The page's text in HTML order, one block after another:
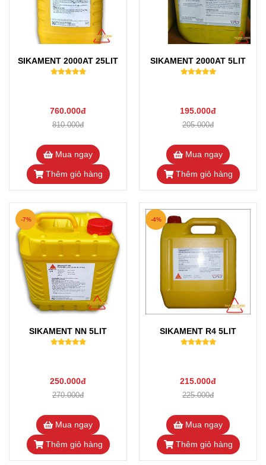
SIKAMENT 2000AT 25LIT
760.000đ
810.000đ
Mua ngay
Thêm giỏ hàng
SIKAMENT 2000AT 5LIT
195.000đ
205.000đ
Mua ngay
Thêm giỏ hàng
SIKAMENT NN 5LIT
250.000đ
270.000đ
-7%
Mua ngay
Thêm giỏ hàng
SIKAMENT R4 5LIT
215.000đ
225.000đ
-4%
Mua ngay
Thêm giỏ hàng